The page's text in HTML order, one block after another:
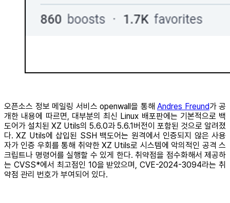
오픈소스 정보 메일링 서비스 openwall을 통해 Andres Freund가 공
개한 내용에 따르면, 대부분의 최신 Linux 배포판에는 기본적으로 백
도어가 설치된 XZ Utils의 5.6.0과 5.6.1버전이 포함된 것으로 알려졌
다. XZ Utils에 삽입된 SSH 백도어는 원격에서 인증되지 않은 사용
자가 인증 우회를 통해 취약한 XZ Utils로 시스템에 악의적인 공격 스
크립트나 명령어를 실행할 수 있게 한다. 취약점을 점수화해서 제공하
는 CVSS*에서 최고점인 10을 받았으며, CVE-2024-3094라는 취
약점 관리 번호가 부여되어 있다.